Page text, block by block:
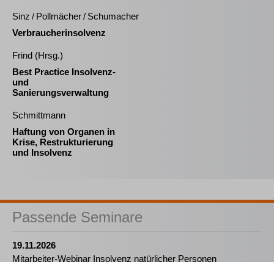
Sinz / Pollmächer / Schumacher
Verbraucherinsolvenz
Frind (Hrsg.)
Best Practice Insolvenz-
und
Sanierungsverwaltung
Schmittmann
Haftung von Organen in
Krise, Restrukturierung
und Insolvenz
Passende Seminare
19.11.2026
Mitarbeiter-Webinar Insolvenz natürlicher Personen